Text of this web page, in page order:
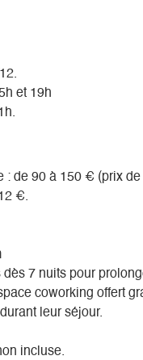
les goûts grâce à
vélo,
plus encore.
et 19h
: de 90 à 150 € (prix
€.
dès 7 nuits pour
coworking offert
leur séjour.
incluse.